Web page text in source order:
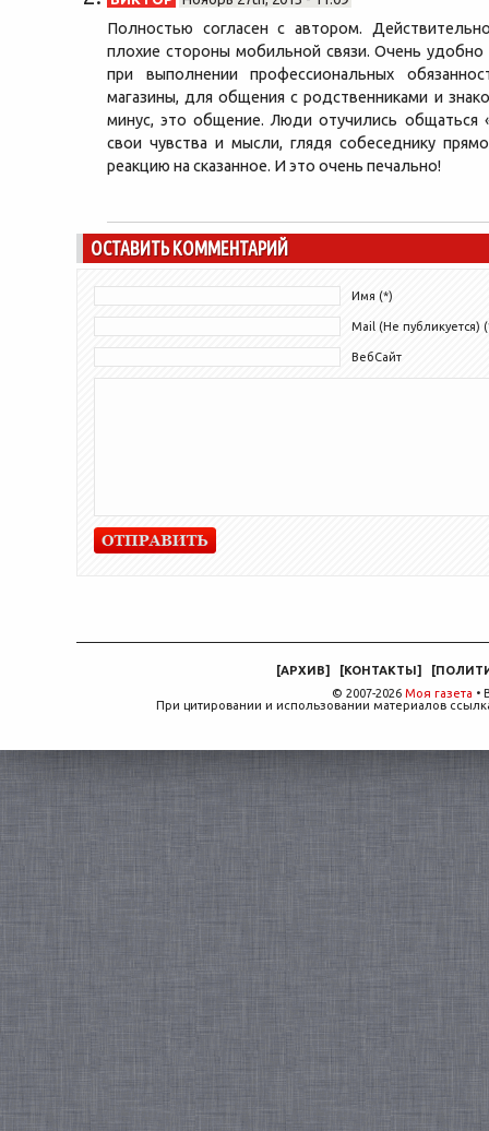
Полностью согласен с автором.
плохие стороны мобильной связи. Очень удобно
при выполнении профессиональных
магазины, для общения с родственниками и
минус, это общение. Люди отучились общаться
свои чувства и мысли, глядя собеседнику
реакцию на сказанное. И это очень печально!
ОСТАВИТЬ КОММЕНТАРИЙ
Имя (*)
Mail (Не публикуется)
ВебСайт
[АРХИВ] [КОНТАКТЫ] [
© 2007-2026 Моя газета •
При цитировании и использовании материалов